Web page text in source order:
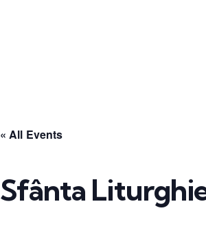
« All Events
Sfânta